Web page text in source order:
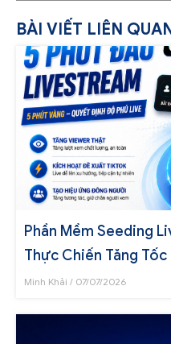
BÀI VIẾT LIÊN
Phần Mềm Seeding
Thực Chiến Tăng Tốc
Minh Khải 07/07/2026